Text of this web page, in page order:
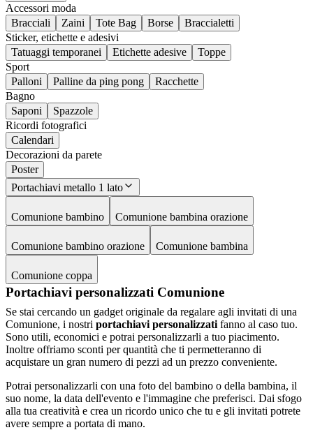
Accessori moda
Bracciali
Zaini Tote Bag Borse
Braccialetti
Sticker, etichette e adesivi
Tatuaggi temporanei
Etichette adesive
Toppe
Sport
Palloni
Palline da ping pong
Racchette
Bagno
Saponi
Spazzole
Ricordi fotografici
Calendari
Decorazioni da parete
Poster
Portachiavi metallo 1 lato
Comunione bambino Comunione bambina orazione
Comunione bambino orazione Comunione bambina
Comunione coppa
Portachiavi personalizzati Comunione
Se stai cercando un gadget originale da regalare agli invitati di una
Comunione, i nostri portachiavi personalizzati fanno al caso tuo.
Sono utili, economici e potrai personalizzarli a tuo piacimento.
Inoltre offriamo sconti per quantità che ti permetteranno di
acquistare un gran numero di pezzi ad un prezzo conveniente.
Potrai personalizzarli con una foto del bambino o della bambina, il
suo nome, la data dell'evento e l'immagine che preferisci. Dai sfogo
alla tua creatività e crea un ricordo unico che tu e gli invitati potrete
avere sempre a portata di mano.